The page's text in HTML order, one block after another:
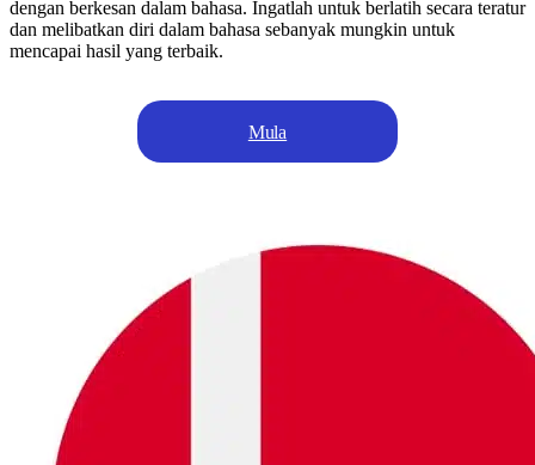
dengan berkesan dalam bahasa. Ingatlah untuk berlatih secara teratur
dan melibatkan diri dalam bahasa sebanyak mungkin untuk
mencapai hasil yang terbaik.
Mula